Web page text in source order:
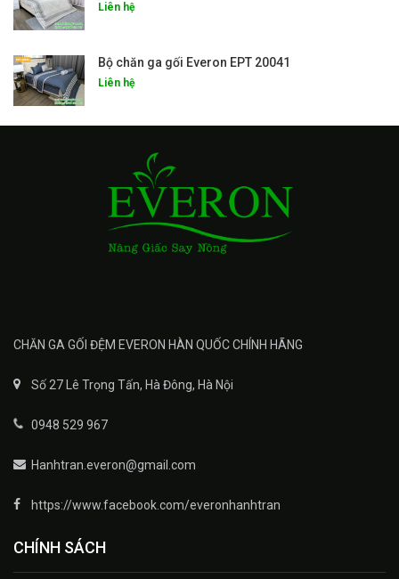
Liên hệ
Bộ chăn ga gối Everon EPT 20041
Liên hệ
CHĂN GA GỐI ĐỆM EVERON HÀN QUỐC CHÍNH HÃNG
Số 27 Lê Trọng Tấn, Hà Đông, Hà Nội
0948 529 967
Hanhtran.everon@gmail.com
https://www.facebook.com/everonhanhtran
CHÍNH SÁCH